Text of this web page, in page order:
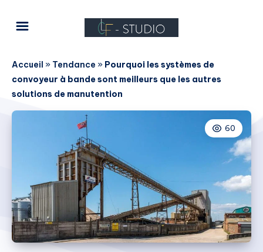
Accueil » Tendance » Pourquoi les systèmes de
convoyeur à bande sont meilleurs que les autres
solutions de manutention
60